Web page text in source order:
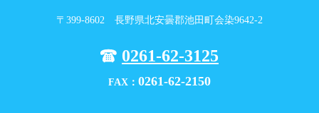
〒399-8602 長野県北安曇郡池田町会染9642-2
0261-62-3125
FAX： 0261-62-2150